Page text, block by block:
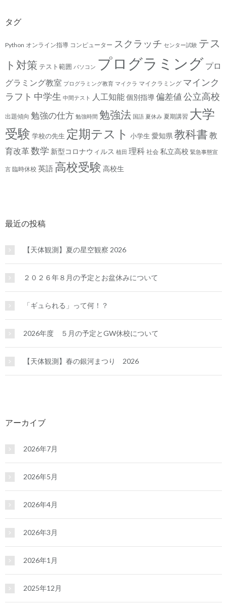
タグ
Python オンライン指導 コンピューター スクラッチ センター試験 テス
ト対策 テスト範囲 パソコン プログラミング プロ
グラミング教室 プログラミング教育 マイクラ マイクラミング マインク
ラフト 中学生 中間テスト 人工知能個別指導偏差値 公立高校
出題傾向 勉強の仕方 勉強時間 勉強法 国語 夏休み 夏期講習 大学
受験 学校の先生 定期テスト 小学生 愛知県 教科書 教
育改革数学 新型コロナウィルス 植田 理科 社会 私立高校 緊急事態宣
言 臨時休校 英語 高校受験 高校生
最近の投稿
【天体観測】夏の星空観察 2026
２０２６年８月の予定とお盆休みについて
「ギュられる」って何！？
2026年度 ５月の予定とGW休校について
【天体観測】春の銀河まつり 2026
アーカイブ
2026年7月
2026年5月
2026年4月
2026年3月
2026年1月
2025年12月